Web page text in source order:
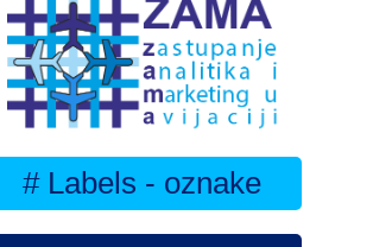
# Labels - oznake